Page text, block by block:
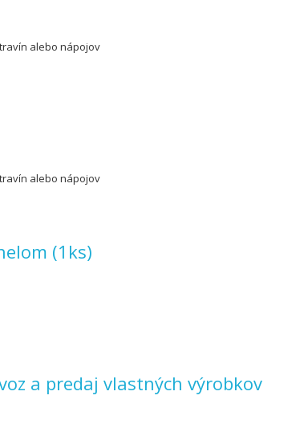
alebo nápojov
alebo nápojov
(1ks)
a predaj vlastných výrobkov